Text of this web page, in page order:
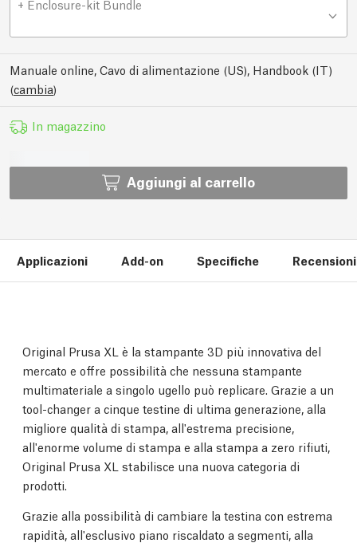
+ Enclosure-kit Bundle
Manuale online, Cavo di alimentazione (US), Handbook (IT)
(cambia)
In magazzino
Aggiungi al carrello
Applicazioni Add-on Specifiche
Original Prusa XL è la stampante 3D più innovativa del
mercato e offre possibilità che nessuna stampante
multimateriale a singolo ugello può replicare. Grazie a un
tool-changer a cinque testine di ultima generazione, alla
migliore qualità di stampa, all'estrema precisione,
all'enorme volume di stampa e alla stampa a zero rifiuti,
Original Prusa XL stabilisce una nuova categoria di
prodotti.
Grazie alla possibilità di cambiare la testina con estrema
rapidità, all'esclusivo piano riscaldato a segmenti, alla